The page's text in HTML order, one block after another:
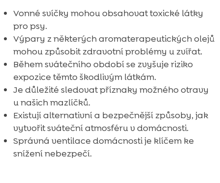

Šťastné a bezpečné svátky pro nás i naše
psy
Spolupráce s veterinářem při výběru
dekorací
Čemu se vyhnout při nákupu svíček
 Závěr
 FAQ
Vonné svíčky mohou obsahovat toxické látky
pro psy.
Výpary z některých aromaterapeutických olejů
mohou způsobit zdravotní problémy u zvířat.
Během svátečního období se zvyšuje riziko
expozice těmto škodlivým látkám.
Je důležité sledovat příznaky možného otravy
u našich mazlíčků.
Existují alternativní a bezpečnější způsoby, jak
vytvořit sváteční atmosféru v domácnosti.
Správná ventilace domácnosti je klíčem ke
snížení nebezpečí.